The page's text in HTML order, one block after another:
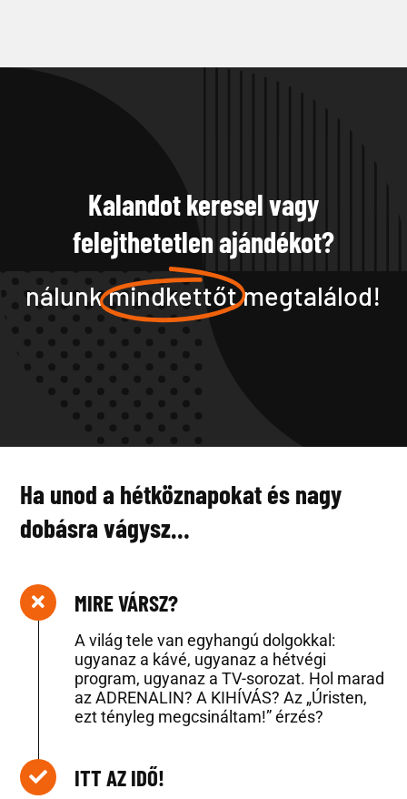
Kalandot keresel vagy
felejthetetlen ajándékot?
nálunkmindkettőtmegtalálod!
Ha unod a hétköznapokat és nagy
dobásra vágysz…
MIRE VÁRSZ?
A világ tele van egyhangú dolgokkal:
ugyanaz a kávé, ugyanaz a hétvégi
program, ugyanaz a TV-sorozat. Hol marad
az ADRENALIN? A KIHÍVÁS? Az „Úristen,
ezt tényleg megcsináltam!” érzés?
ITT AZ IDŐ!